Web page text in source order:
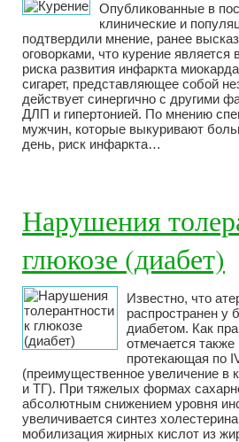
Опубликованные в
клинические и
подтвердили мнение, ранее
оговорками, что курение
риска развития инфаркта
сигарет, представляющее собой
действует синергично с другими
ДЛП и гипертонией. По мнению
мужчин, которые выкуривают
день, риск инфаркта…
Нарушения
глюкозе (диабет)
Известно, что
распространен у
диабетом. Как
отмечается
протекающая по
(преимущественное увеличение
и ТГ). При тяжелых формах
абсолютным снижением уровня
увеличивается синтез
мобилизация жирных кислот из